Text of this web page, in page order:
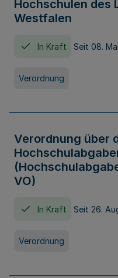
Hochschulen des
Westfalen
In Kraft Seit 08.
Verordnung
Verordnung über
VO)
In Kraft Seit 26.
Verordnung